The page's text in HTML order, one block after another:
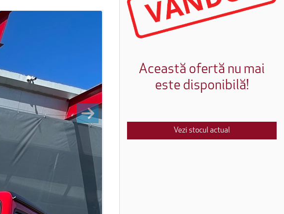
Această ofertă nu mai
este disponibilă!
Vezi stocul actual